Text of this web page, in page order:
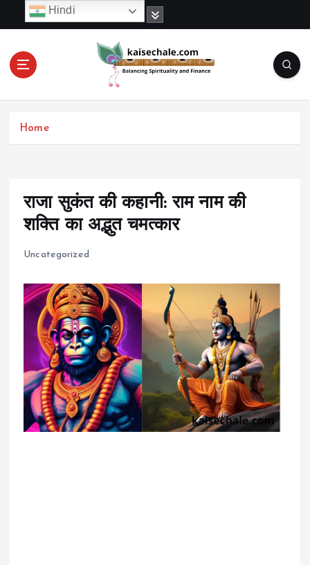
c
Home
राजा सुकंत की कहानी: राम नाम की
शक्ति का अद्भुत चमत्कार
Uncategorized
Hindi